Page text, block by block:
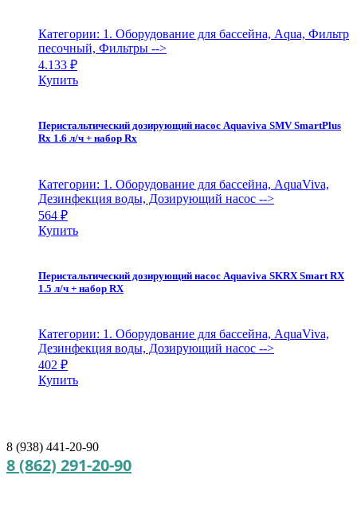
Категории: 1. Оборудование для бассейна, Aqua, Фильтр
песочный, Фильтры -->
4.133 ₽
Купить
Перистальтический дозирующий насос Aquaviva SMV SmartPlus
Rx 1.6 л/ч + набор Rx
Категории: 1. Оборудование для бассейна, AquaViva,
Дезинфекция воды, Дозирующий насос -->
564 ₽
Купить
Перистальтический дозирующий насос Aquaviva SKRX Smart RX
1.5 л/ч + набор RX
Категории: 1. Оборудование для бассейна, AquaViva,
Дезинфекция воды, Дозирующий насос -->
402 ₽
Купить
8 (938) 441-20-90
8 (862) 291-20-90